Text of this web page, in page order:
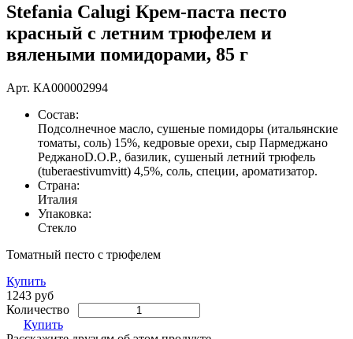
Stefania Calugi Крем-паста песто
красный с летним трюфелем и
вялеными помидорами, 85 г
Арт. КА000002994
Состав:
Подсолнечное масло, сушеные помидоры (итальянские
томаты, соль) 15%, кедровые орехи, сыр Пармеджано
РеджаноD.O.P., базилик, сушеный летний трюфель
(tuberaestivumvitt) 4,5%, соль, специи, ароматизатор.
Страна:
Италия
Упаковка:
Стекло
Томатный песто с трюфелем
Купить
1243 руб
Количество
Купить